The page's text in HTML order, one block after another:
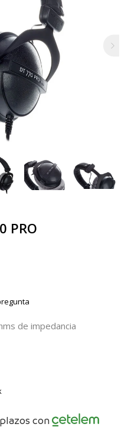
PRO
de impedancia
con